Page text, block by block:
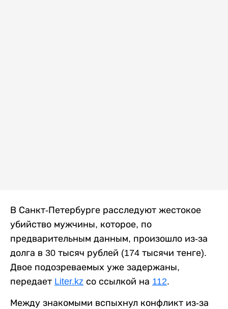
В Санкт-Петербурге расследуют жестокое
убийство мужчины, которое, по
предварительным данным, произошло из-за
долга в 30 тысяч рублей (174 тысячи тенге).
Двое подозреваемых уже задержаны,
передает Liter.kz со ссылкой на 112.
Между знакомыми вспыхнул конфликт из-за